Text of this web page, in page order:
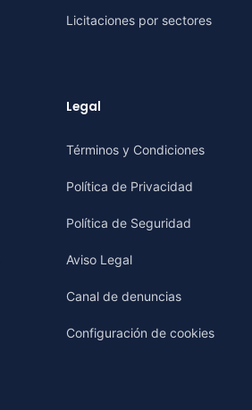
Licitaciones por sectores
Legal
Términos y Condiciones
Política de Privacidad
Política de Seguridad
Aviso Legal
Canal de denuncias
Configuración de cookies